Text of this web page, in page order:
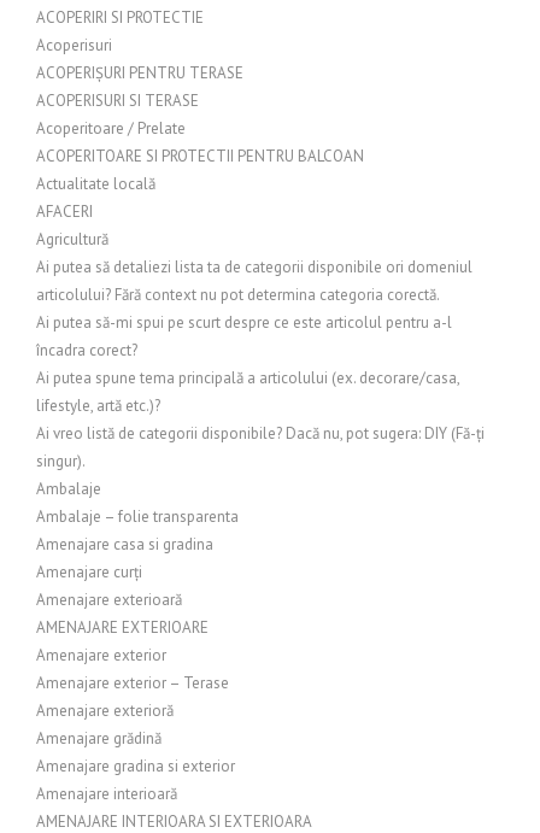
ACOPERIRI SI PROTECTIE
Acoperisuri
ACOPERIȘURI PENTRU TERASE
ACOPERISURI SI TERASE
Acoperitoare / Prelate
ACOPERITOARE SI PROTECTII PENTRU BALCOAN
Actualitate locală
AFACERI
Agricultură
Ai putea să detaliezi lista ta de categorii disponibile ori domeniul
articolului? Fără context nu pot determina categoria corectă.
Ai putea să-mi spui pe scurt despre ce este articolul pentru a-l
încadra corect?
Ai putea spune tema principală a articolului (ex. decorare/casa,
lifestyle, artă etc.)?
Ai vreo listă de categorii disponibile? Dacă nu, pot sugera: DIY (Fă-ți
singur).
Ambalaje
Ambalaje – folie transparenta
Amenajare casa si gradina
Amenajare curți
Amenajare exterioară
AMENAJARE EXTERIOARE
Amenajare exterior
Amenajare exterior – Terase
Amenajare exterioră
Amenajare grădină
Amenajare gradina si exterior
Amenajare interioară
AMENAJARE INTERIOARA SI EXTERIOARA